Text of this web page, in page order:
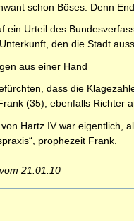
schon Böses. Denn
ein Urteil des
den die Stadt
aus einer Hand
dass die
(35), ebenfalls Richter
von Hartz IV war
prophezeit Frank.
21.01.10